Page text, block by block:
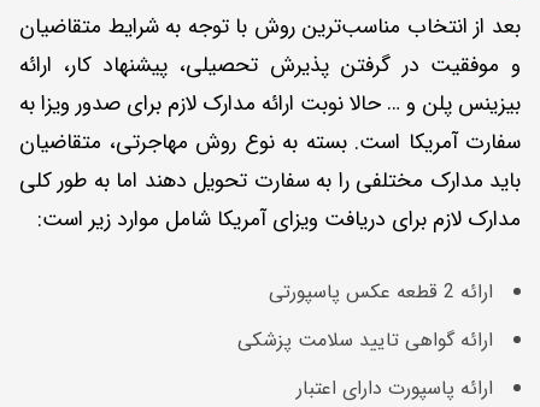
بعد از انتخاب مناسب‌ترین روش با توجه به شرایط متقاضیان
و موفقیت در گرفتن پذیرش تحصیلی، پیشنهاد کار، ارائه
بیزینس پلن و … حالا نوبت ارائه مدارک لازم برای صدور ویزا به
سفارت آمریکا است. بسته به نوع روش مهاجرتی، متقاضیان
باید مدارک مختلفی را به سفارت تحویل دهند اما به طور کلی
مدارک لازم برای دریافت ویزای آمریکا شامل موارد زیر است:
ارائه 2 قطعه عکس پاسپورتی
ارائه گواهی تایید سلامت پزشکی
ارائه پاسپورت دارای اعتبار